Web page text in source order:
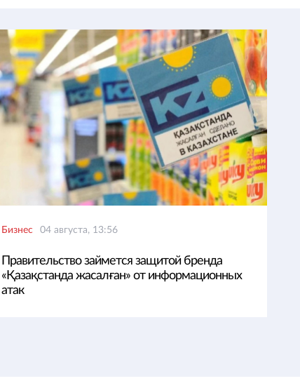
Бизнес 04 августа, 13:56
Правительство займется защитой бренда
«Қазақстанда жасалған» от информационных
атак